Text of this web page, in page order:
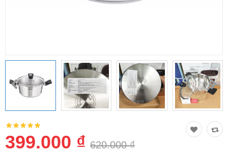
So sánh Yêu thích (0)
Hotline: 0816 505 655
Tải App SanHangRe nhận Quà
399.000 ₫ 620.000 ₫